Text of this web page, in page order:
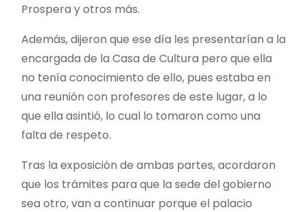
Prospera y otros más.
Además, dijeron que ese día les presentarían a la
encargada de la Casa de Cultura pero que ella
no tenía conocimiento de ello, pues estaba en
una reunión con profesores de este lugar, a lo
que ella asintió, lo cual lo tomaron como una
falta de respeto.
Tras la exposición de ambas partes, acordaron
que los trámites para que la sede del gobierno
sea otro, van a continuar porque el palacio